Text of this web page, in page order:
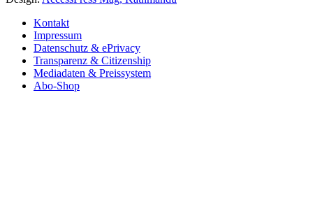
Kontakt
Impressum
Datenschutz & ePrivacy
Transparenz & Citizenship
Mediadaten & Preissystem
Abo-Shop